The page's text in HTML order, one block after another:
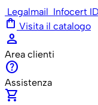
Legalmail Infocert ID
shopping_bag Visita il catalogo
person
Area clienti
help
Assistenza
shopping_cart